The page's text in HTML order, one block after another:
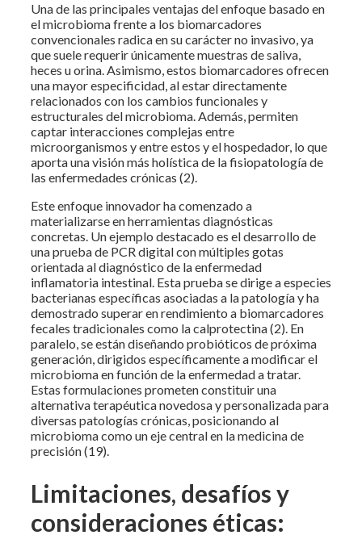
Una de las principales ventajas del enfoque basado en
el microbioma frente a los biomarcadores
convencionales radica en su carácter no invasivo, ya
que suele requerir únicamente muestras de saliva,
heces u orina. Asimismo, estos biomarcadores ofrecen
una mayor especificidad, al estar directamente
relacionados con los cambios funcionales y
estructurales del microbioma. Además, permiten
captar interacciones complejas entre
microorganismos y entre estos y el hospedador, lo que
aporta una visión más holística de la fisiopatología de
las enfermedades crónicas (2).
Este enfoque innovador ha comenzado a
materializarse en herramientas diagnósticas
concretas. Un ejemplo destacado es el desarrollo de
una prueba de PCR digital con múltiples gotas
orientada al diagnóstico de la enfermedad
inflamatoria intestinal. Esta prueba se dirige a especies
bacterianas específicas asociadas a la patología y ha
demostrado superar en rendimiento a biomarcadores
fecales tradicionales como la calprotectina (2). En
paralelo, se están diseñando probióticos de próxima
generación, dirigidos específicamente a modificar el
microbioma en función de la enfermedad a tratar.
Estas formulaciones prometen constituir una
alternativa terapéutica novedosa y personalizada para
diversas patologías crónicas, posicionando al
microbioma como un eje central en la medicina de
precisión (19).
Limitaciones, desafíos y
consideraciones éticas: